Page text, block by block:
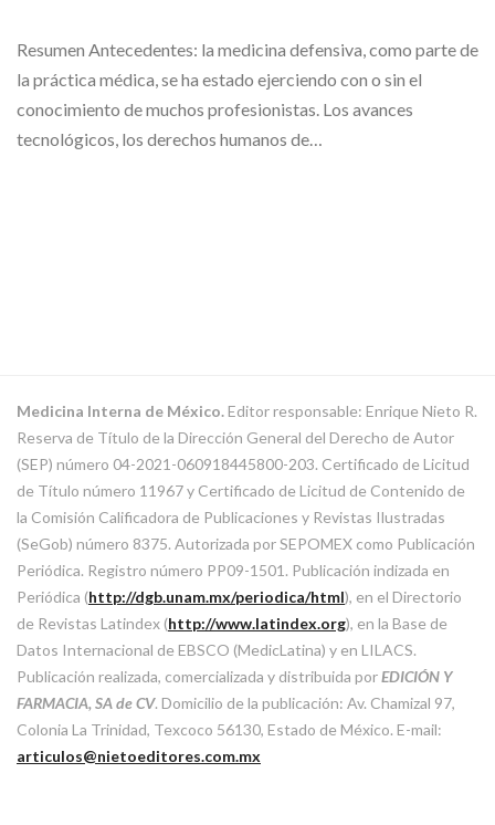
Resumen Antecedentes: la medicina defensiva, como parte de
la práctica médica, se ha estado ejerciendo con o sin el
conocimiento de muchos profesionistas. Los avances
tecnológicos, los derechos humanos de…
Medicina Interna de México.Editor responsable: Enrique Nieto R.
Reserva de Título de la Dirección General del Derecho de Autor
(SEP) número 04-2021-060918445800-203. Certificado de Licitud
de Título número 11967 y Certificado de Licitud de Contenido de
la Comisión Calificadora de Publicaciones y Revistas Ilustradas
(SeGob) número 8375. Autorizada por SEPOMEX como Publicación
Periódica. Registro número PP09-1501. Publicación indizada en
Periódica (http://dgb.unam.mx/periodica/html), en el Directorio
de Revistas Latindex (http://www.latindex.org), en la Base de
Datos Internacional de EBSCO (MedicLatina) y en LILACS.
Publicación realizada, comercializada y distribuida porEDICIÓN Y
FARMACIA, SA de CV. Domicilio de la publicación: Av. Chamizal 97,
Colonia La Trinidad, Texcoco 56130, Estado de México. E-mail:
articulos@nietoeditores.com.mx